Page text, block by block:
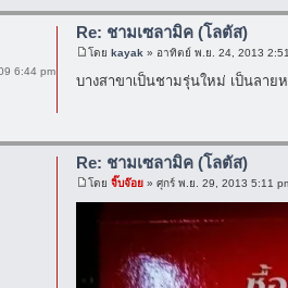
Re: ชามเซลามิค (โลตัส)
โดยkayak » อาทิตย์ พ.ย. 24, 2013
บางสาขาเป็นชามรุ่นใหม่ เป็นลา
6:44 pm
Re: ชามเซลามิค (โลตัส)
โดยจิ๊บจ๊อย » ศุกร์ พ.ย. 29, 2013 5:11